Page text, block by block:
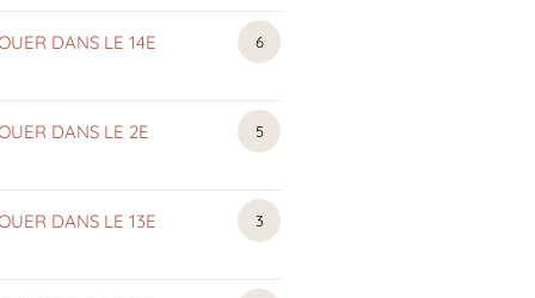
DANS LE 14E 6APPARTEMENTS
DANS LE 2E 5APPARTEMENTS
DANS LE 13E 3APPARTEMENTS